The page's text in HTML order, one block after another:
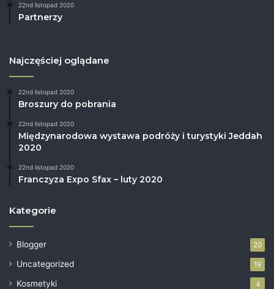
22nd listopad 2020
Partnerzy
Najczęściej oglądane
22nd listopad 2020
Broszury do pobrania
22nd listopad 2020
Międzynarodowa wystawa podróży i turystyki Jeddah
2020
22nd listopad 2020
Franczyza Expo Sfax – luty 2020
Kategorie
Blogger 20
Uncategorized 19
Kosmetyki 4